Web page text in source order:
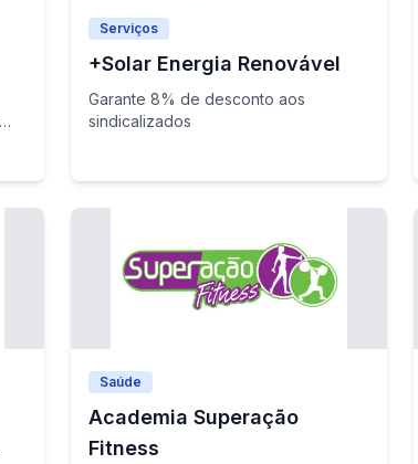
Serviços
+Solar Energia Renovável
Garante 8% de desconto aos
sindicalizados
Saúde
Academia Superação
Fitness